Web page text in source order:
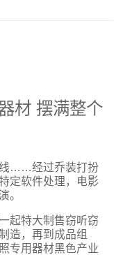
材 摆满整个
线……经过乔装打扮
定软件处理，电影
。
起特大制售窃听窃
造，再到成品组
专用器材黑色产业